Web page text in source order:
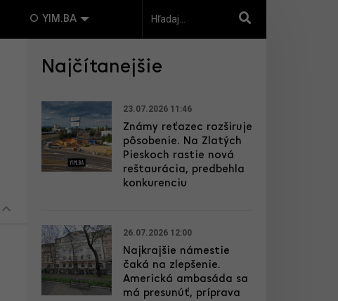
O YIM.BA
Najčítanejšie
23.07.2026 11:46
Známy reťazec rozširuje
pôsobenie. Na Zlatých
Pieskoch rastie nová
reštaurácia, predbehla
konkurenciu
26.07.2026 12:00
Najkrajšie námestie
čaká na zlepšenie.
Americká ambasáda sa
má presunúť, príprava